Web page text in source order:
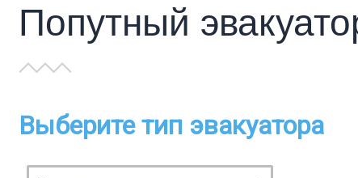
Попутный
Выберите тип эвакуатора